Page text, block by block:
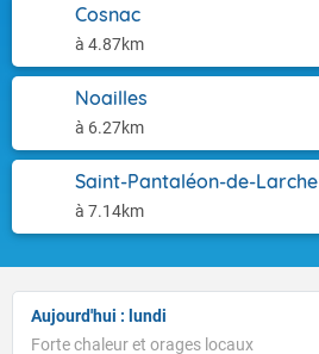
Cosnac
à 4.87km
Noailles
à 6.27km
Saint-Pantaléon-de-Larche
à 7.14km
Aujourd'hui : lundi
Forte chaleur et orages locaux